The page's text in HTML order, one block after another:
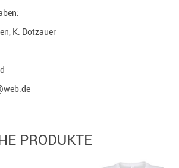
K. Dotzauer
PRODUKTE